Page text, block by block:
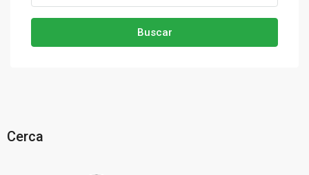
Buscar
Cerca